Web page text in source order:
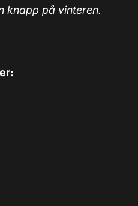
knapp på vinteren.